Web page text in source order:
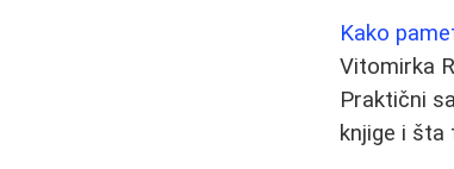
Kako
Vitomirka
Praktični
knjige i šta